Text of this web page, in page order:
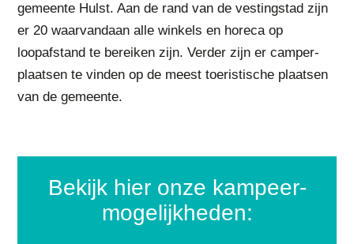
gemeente Hulst. Aan de rand van de vestingstad zijn
er 20 waarvandaan alle winkels en horeca op
loopafstand te bereiken zijn. Verder zijn er camper-
plaatsen te vinden op de meest toeristische plaatsen
van de gemeente.
bekijk hier onze kampeer-
mogelijkheden: